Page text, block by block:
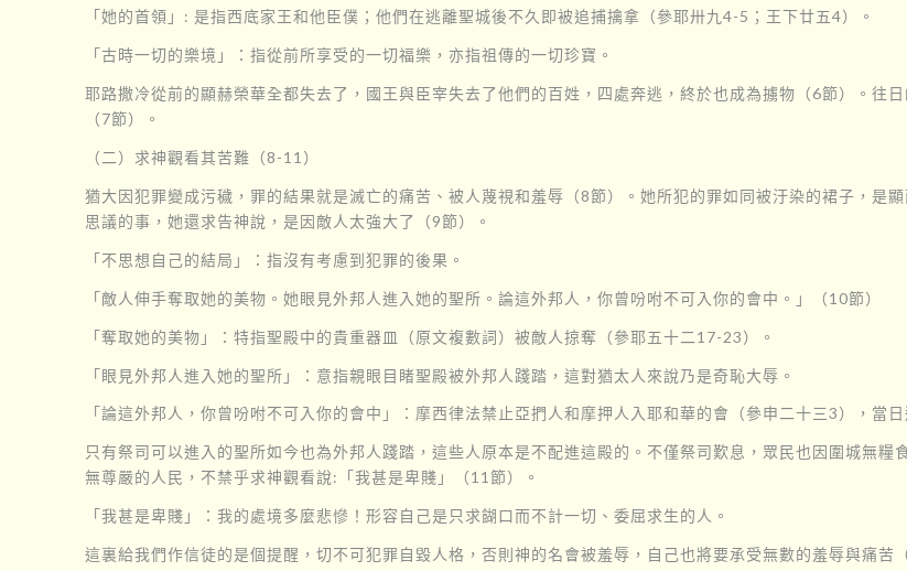
「她的首領」: 是指西底家王和他臣僕；他們在逃離聖城後不久即被追捕擒拿（參耶卅九4-5；王下廿五4）。
「古時一切的樂境」：指從前所享受的一切福樂，亦指祖傳的一切珍寶。
耶路撒冷從前的顯赫榮華全都失去了，國王與臣宰失去了他們的百姓，四處奔逃，終於也成為擄物（6節）。往
（7節）。
（二）求神觀看其苦難（8-11）
猶大因犯罪變成污穢，罪的結果就是滅亡的痛苦、被人蔑視和羞辱（8節）。她所犯的罪如同被汙染的裙子，是
思議的事，她還求告神說，是因敵人太強大了（9節）。
「不思想自己的結局」：指沒有考慮到犯罪的後果。
「敵人伸手奪取她的美物。她眼見外邦人進入她的聖所。論這外邦人，你曾吩咐不可入你的會中。」（10節）
「奪取她的美物」：特指聖殿中的貴重器皿（原文複數詞）被敵人掠奪（參耶五十二17-23）。
「眼見外邦人進入她的聖所」：意指親眼目睹聖殿被外邦人踐踏，這對猶太人來說乃是奇恥大辱。
「論這外邦人，你曾吩咐不可入你的會中」：摩西律法禁止亞捫人和摩押人入耶和華的會（參申二十三3），當
只有祭司可以進入的聖所如今也為外邦人踐踏，這些人原本是不配進這殿的。不僅祭司歎息，眾民也因圍城無
無尊嚴的人民，不禁乎求神觀看說:「我甚是卑賤」（11節）。
「我甚是卑賤」：我的處境多麼悲慘！形容自己是只求餬口而不計一切、委屈求生的人。
這裏給我們作信徒的是個提醒，切不可犯罪自毀人格，否則神的名會被羞辱，自己也將要承受無數的羞辱與痛苦